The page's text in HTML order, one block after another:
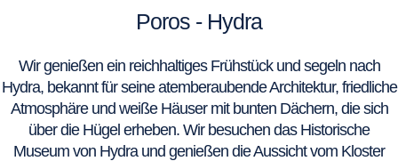
Poros - Hydra
Wir genießen ein reichhaltiges Frühstück und segeln nach
Hydra, bekannt für seine atemberaubende Architektur, friedliche
Atmosphäre und weiße Häuser mit bunten Dächern, die sich
über die Hügel erheben. Wir besuchen das Historische
Museum von Hydra und genießen die Aussicht vom Kloster